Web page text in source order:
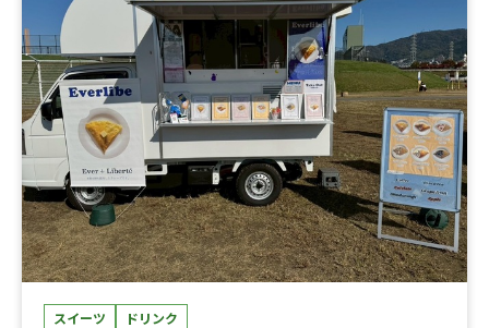
スイーツ ドリンク